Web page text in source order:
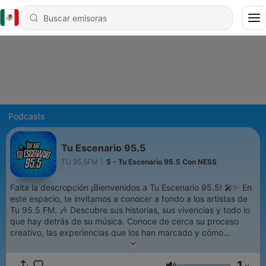
Podcasts
Tu Escenario 95.5
TU 95.5FM 5 - Tu Escenario 95.5 Con NESS
Falta la descropción ¡Bienvenidos a Tu Escenario 95.5! 🎤✨ En
este espacio, te invitamos a conocer a fondo a los artistas de
Tu 95.5 FM. 🎶 Descubre sus historias, sus vivencias y todo lo
que hay detrás de su música. Conoce de cerca su proceso
creativo, las experiencias que los han marcado y cómo
llegaron a donde están hoy. 🌟 Si eres fan de la música y te